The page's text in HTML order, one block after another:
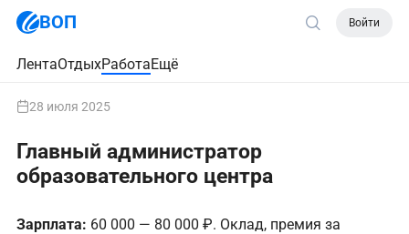
ВОП Войти
ЛентаОтдыхРаботаЕщё
28 июля 2025
Главный администратор
образовательного центра
Зарплата: 60 000 — 80 000 ₽. Оклад, премия за